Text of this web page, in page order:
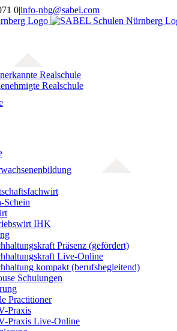
0|info-nbg@sabel.com
Realschule
Realschule
Schein
IHK
Präsenz (gefördert)
Live-Online
kompakt (berufsbegleitend)
Schulungen
Practitioner
Praxis
Praxis Live-Online